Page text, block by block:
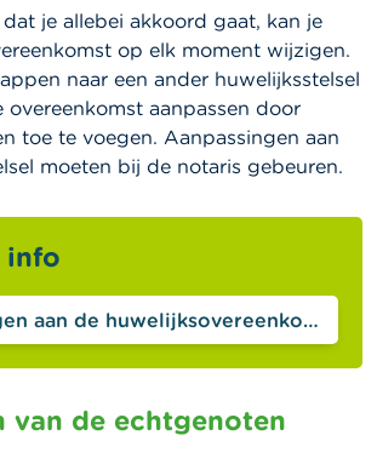
je allebei akkoord gaat, kan je
op elk moment wijzigen.
naar een ander huwelijksstelsel
aanpassen door
toe te voegen. Aanpassingen aan
moeten bij de notaris gebeuren.
info
Aanpassingen aan de huwelijksovereenkomst
van de echtgenoten